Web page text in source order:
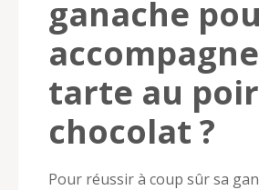
ganache
tarte au
chocolat ?
Pour réussir à coup sûr sa